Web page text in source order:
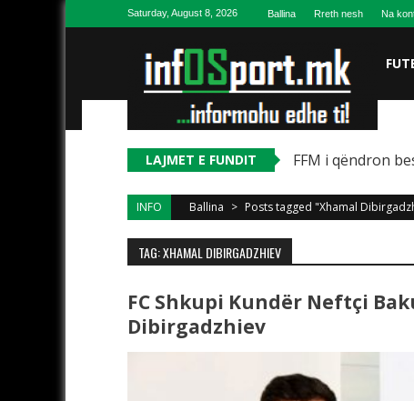
Skip to contentSaturday, August 8, 2026 Ballina Rreth nesh Na
LAJMET E FUNDIT FFM i qëndron
INFO Ballina > Posts tagged "Xhamal
TAG: XHAMAL DIBIRGADZHIEV
FC Shkupi Kundër Neftçi
Dibirgadzhiev